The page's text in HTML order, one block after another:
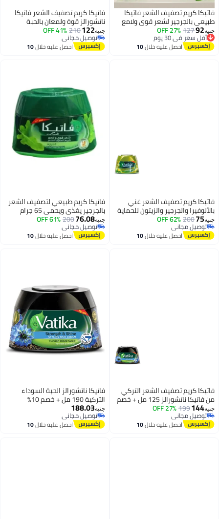
فاتيكا كريم تصفيف الشعر فاتيكا
طبيعي بالجرجير لشعر قوي ولامع
بسعة 125 مل، تركيبة مبتكرة
لتغذية وإصلاح الشعر من الجذور
حتى الأطراف، مرطب ومصفف
جنيه92
127
27% OFF
أقل سعر في 30 يوم
توصيل مجاني
أقل سعر في 30 يوماحصل عليه خلال10
فاتيكا كريم تصفيف الشعر فاتيكا
ناتشورالز قوة ولمعان بالحبة
السوداء، 190 مل
جنيه122
210
41% OFF
توصيل مجاني
توصيل مجانياحصل عليه خلال10
فاتيكا كريم تصفيف الشعر غني
بالألوفيرا والجرجير والزيتون للحماية
من تساقط الشعر 65مل
جنيه75
200
62% OFF
توصيل مجاني
توصيل مجانياحصل عليه خلال10
فاتيكا كريم طبيعي لتصفيف الشعر
بالجرجير يغذي ويحمي 65 جرام
جنيه76.08
200
61% OFF
توصيل مجاني
توصيل مجانياحصل عليه خلال10
فاتيكا كريم تصفيف الشعر التركي
من فاتيكا ناتشورالز 125 مل + خصم
10 قوة ولمعان حماية الحرارة؛ زيوت
المغذية الضعيف والباهت قد
تختلف العبوة
جنيه144
199
27% OFF
توصيل مجاني
توصيل مجانياحصل عليه خلال10
فاتيكا ناتشورالز الحبة السوداء
التركية 190 مل + خصم 10%
جنيه188.03
توصيل مجاني
توصيل مجانياحصل عليه خلال10